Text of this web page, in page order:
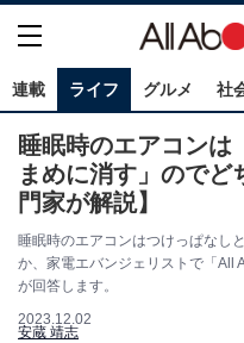
連載 ライフ グルメ 社
睡眠時のエアコンは
まめに消す」ので
門家が解説】
睡眠時のエアコンはつけっぱなし
か、家電エバンジェリストで「All
が回答します。
2023.12.02
安蔵 靖志